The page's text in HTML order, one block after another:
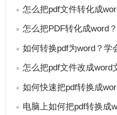
总结
以上就是如何把PDF转化
选择哪一种取决于你的具
的转换需求，使用Word自
换，或者需要高质量的转
● 怎么把pdf文件转化成word？
● 怎么把PDF转化成word？一分
● 如何转换pdf为word？学会这3招
● 怎么把pdf文件改成word文档？
● 如何快速把pdf转换成word？
● 电脑上如何把pdf转换成word文档？这3个